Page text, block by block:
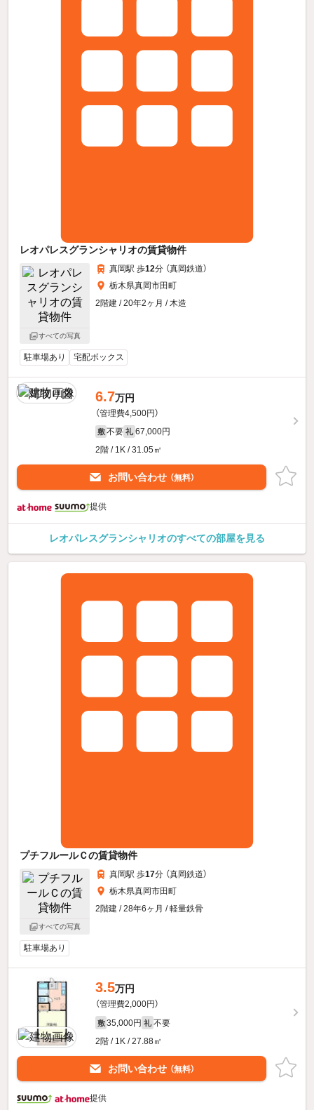
レオパレスグランシャリオの賃貸物件
すべての写真
真岡駅 歩12分 （真岡鉄道）
栃木県真岡市田町
2階建 / 20年2ヶ月 / 木造
駐車場あり 宅配ボックス
6.7万円
（管理費4,500円）
敷 不要 礼 67,000円
2階 / 1K / 31.05㎡
お問い合わせ （無料）
提供
レオパレスグランシャリオのすべての部屋を見る
プチフルールＣの賃貸物件
すべての写真
真岡駅 歩17分 （真岡鉄道）
栃木県真岡市田町
2階建 / 28年6ヶ月 / 軽量鉄骨
駐車場あり
3.5万円
（管理費2,000円）
敷 35,000円 礼 不要
2階 / 1K / 27.88㎡
お問い合わせ （無料）
提供